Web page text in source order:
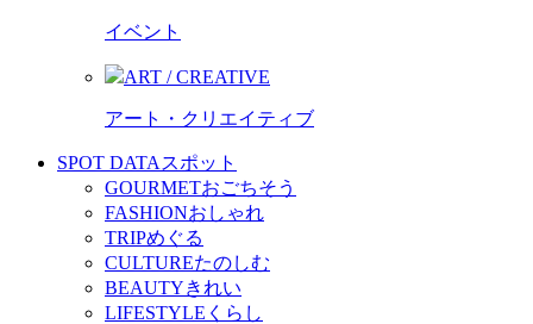
イベント
ART / CREATIVE
アート・クリエイティブ
SPOT DATA スポット
GOURMETおごちそう
FASHIONおしゃれ
TRIPめぐる
CULTUREたのしむ
BEAUTYきれい
LIFESTYLE くらし